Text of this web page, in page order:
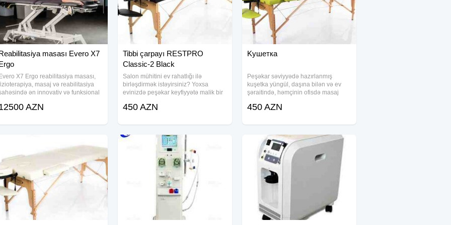
masası Evero X7
Evero X7 Ergo reabilitasiya masası,
masaj və reabilitasiya
ən innovativ və funksional
bu müasir masa, tam
ERGO
AZN
Tibbi çarpayı RESTPRO
Classic-2 Black
Salon mühitini ev rahatlığı ilə
birləşdirmək istəyirsiniz? Yoxsa
evinizdə peşəkar keyfiyyətə malik bir
RESTPRO Classic-2 Black tibbi
asanlıqla nail ola
450 AZN
Kушетка
Peşəkar səviyyədə hazırlanmış
kuşetka yüngül, daşına bilən və ev
şəraitində, həmçinin ofisdə masaj
təbii fıstıq ağacından hazırlanmış bu
450 AZN